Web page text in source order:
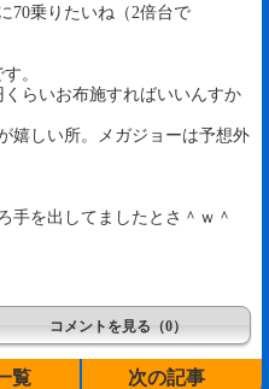
70乗りたいね（2倍台で
。
らいお布施すればいいんすか
嬉しい所。メガジョーは予想外
手を出してましたとさ＾ｗ＾
コメントを見る（0）
覧 次の記事